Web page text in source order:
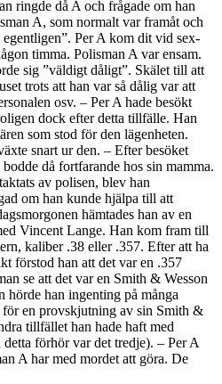
ringde då A och frågade om han
A, som normalt var framåt och
Per A kom dit vid sex-
timma. Polisman A var ensam.
sig ”väldigt dåligt”. Skälet till att
trots att han var så dålig var att
osv. – Per A hade besökt
dock efter detta tillfälle. Han
som stod för den lägenheten.
snart ur den. – Efter besöket
då fortfarande hos sin mamma.
av polisen, blev han
om han kunde hjälpa till att
hämtades han av en
Vincent Lange. Han kom fram till
kaliber .38 eller .357. Efter att ha
förstod han att det var en .357
se att det var en Smith & Wesson
hörde han ingenting på många
för en provskjutning av sin Smith &
tillfället han hade haft med
förhör var det tredje). – Per A
A har med mordet att göra. De